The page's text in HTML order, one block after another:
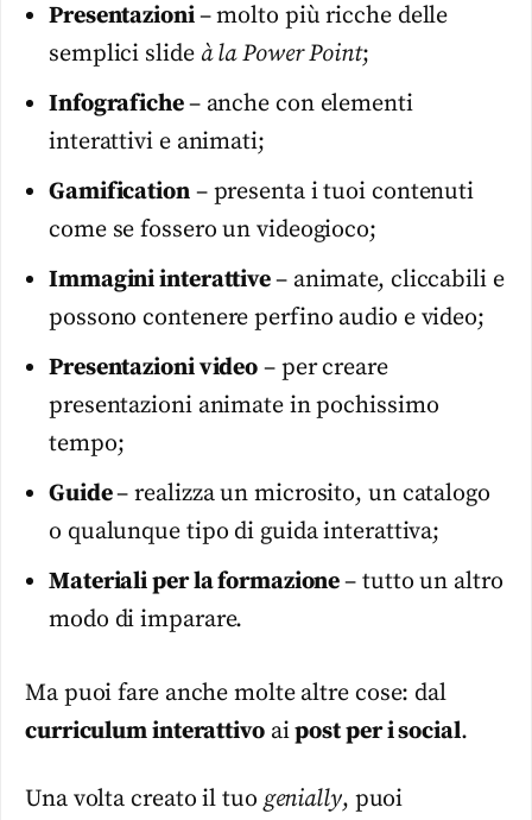
Presentazioni– molto più ricche delle
semplici slide à la Power Point;
Infografiche– anche con elementi
interattivi e animati;
Gamification– presenta i tuoi contenuti
come se fossero un videogioco;
Immagini interattive– animate, cliccabili e
possono contenere perfino audio e video;
Presentazioni video – per creare
presentazioni animate in pochissimo
tempo;
Guide– realizza un microsito, un catalogo
o qualunque tipo di guida interattiva;
Materiali per la formazione– tutto un altro
modo di imparare.
Ma puoi fare anche molte altre cose: dal
curriculum interattivoaipost per i social.
Una volta creato il tuo genially, puoi